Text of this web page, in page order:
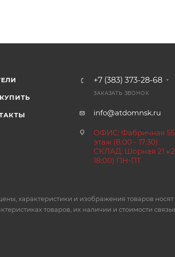
+7 (383) 373-28-68
ЗАКАЗАТЬ ЗВОНОК
info@atdomnsk.ru
ОФИС: Фабричная 55,
этаж (8:00 - 17:30)
СКЛАД: Шорная 21 к2
18:00) ПН-ПТ
характеристики и изображения товаров
товаров, их наличии и стоимости